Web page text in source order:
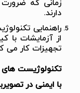
زمانی که ضرورت
دارند.
راهنمایی
از آزمایشات با
تجهیزات کار می
تکنولوژیست های
با ایمنی در